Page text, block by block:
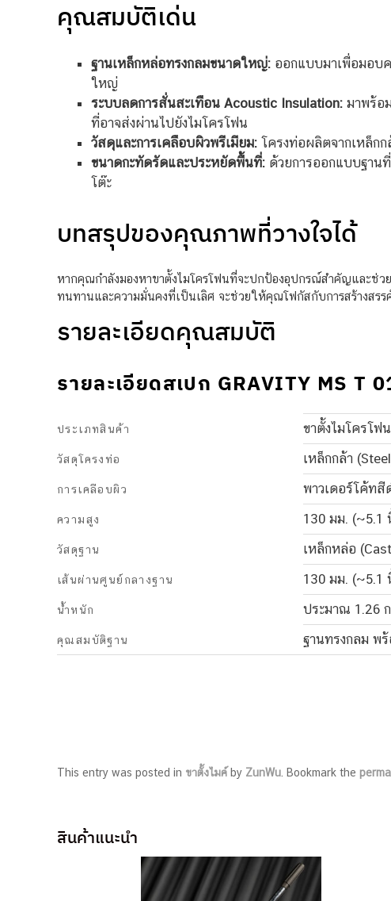
คุณสมบัติเด่น
ฐานเหล็กหล่อทรงกลมขนาดใหญ่:ออกแบบมาเพื่อมอบค
ใหญ่
ระบบลดการสั่นสะเทือน Acoustic Insulation:มาพร้อ
ที่อาจส่งผ่านไปยังไมโครโฟน
วัสดุและการเคลือบผิวพรีเมียม:โครงท่อผลิตจากเหล็ก
ขนาดกะทัดรัดและประหยัดพื้นที่:ด้วยการออกแบบฐาน
โต๊ะ
บทสรุปของคุณภาพที่วางใจได้
หากคุณกำลังมองหาขาตั้งไมโครโฟนที่จะปกป้องอุปกรณ์สำคัญและช่ว
ทนทานและความมั่นคงที่เป็นเลิศ จะช่วยให้คุณโฟกัสกับการสร้างสรร
รายละเอียดคุณสมบัติ
รายละเอียดสเปก GRAVITY MS T
ประเภทสินค้า ขาตั้งไมโครโฟ
วัสดุโครงท่อ เหล็กกล้า
การเคลือบผิว พาวเดอร์โค้ทสี
ความสูง 130 มม. (~5.1
วัสดุฐาน เหล็กหล่อ
เส้นผ่านศูนย์กลางฐาน 130 มม. (~5.1
น้ำหนัก ประมาณ 1.26
คุณสมบัติฐาน ฐานทรงกลม พ
This entry was posted in ขาตั้งไมค์ by ZunWu. Bookmark the
สินค้าแนะนำ